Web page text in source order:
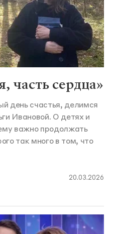
часть сердца»
день счастья, делимся
Ивановой. О детях и
важно продолжать
так много в том, что
20.03.2026